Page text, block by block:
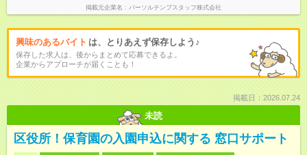
掲載元企業名 パーソルテンプスタッフ株式会社
興味のあるバイト は、とりあえず保存しよう♪
保存した求人は、後からまとめて応募できるよ。
企業からアプローチが届くことも！
掲載日：2026.07.24
未読
区役所！保育園の入園申込に関する 窓口サポート